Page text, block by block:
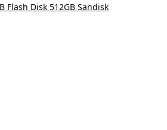
Flash Disk 512GB Sandisk